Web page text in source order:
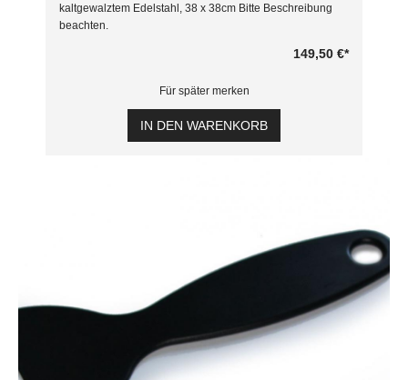
kaltgewalztem Edelstahl, 38 x 38cm Bitte Beschreibung
beachten.
149,50 €*
Für später merken
IN DEN WARENKORB